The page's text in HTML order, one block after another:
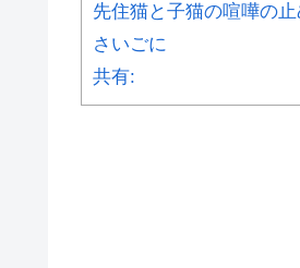
先住猫と子猫の喧嘩の
さいごに
共有: